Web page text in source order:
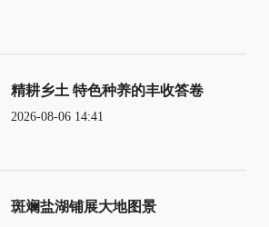
精耕乡土 特色种养的丰收答卷
2026-08-06 14:41
斑斓盐湖铺展大地图景